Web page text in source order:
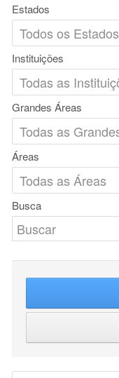
Estados
Instituições
Grandes Áreas
Áreas
Busca